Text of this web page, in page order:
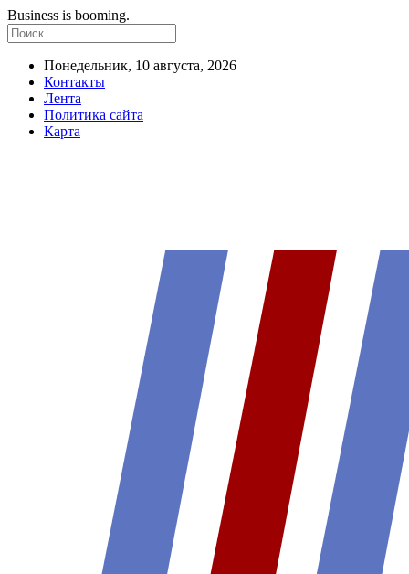
Business is booming.
Понедельник, 10 августа, 2026
Контакты
Лента
Политика сайта
Карта